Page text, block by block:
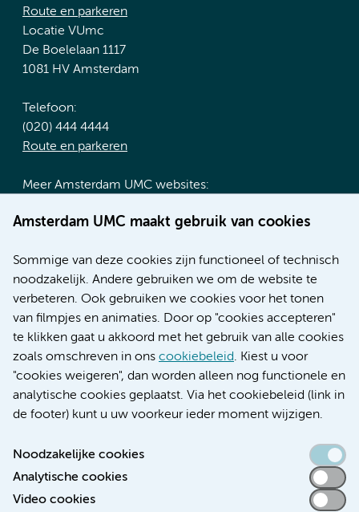
Amsterdam UMC maakt gebruik van cookies
Sommige van deze cookies zijn functioneel of technisch
noodzakelijk. Andere gebruiken we om de website te
verbeteren. Ook gebruiken we cookies voor het tonen
van filmpjes en animaties. Door op "cookies accepteren"
te klikken gaat u akkoord met het gebruik van alle cookies
zoals omschreven in ons cookiebeleid. Kiest u voor
"cookies weigeren", dan worden alleen nog functionele en
analytische cookies geplaatst. Via het cookiebeleid (link in
de footer) kunt u uw voorkeur ieder moment wijzigen.
Noodzakelijke cookies
Analytische cookies
Video cookies
Route en parkeren
Locatie VUmc
De Boelelaan 1117
1081 HV Amsterdam
Telefoon:
(020) 444 4444
Route en parkeren
Meer Amsterdam UMC websites:
Werken bij Amsterdam UMC
Nieuws
Research
Educatie locatie AMC
Educatie locatie VUmc
Verwijzen & diagnostiek
Toegankelijkheidsverklaring
Responsible disclosure